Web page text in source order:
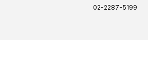
02-2287-5199